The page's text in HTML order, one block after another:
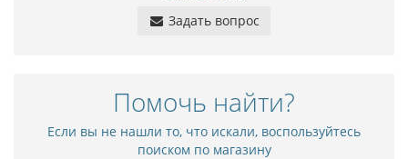
Задать вопрос
Помочь найти?
Если вы не нашли то, что искали, воспользуйтесь
поиском по магазину